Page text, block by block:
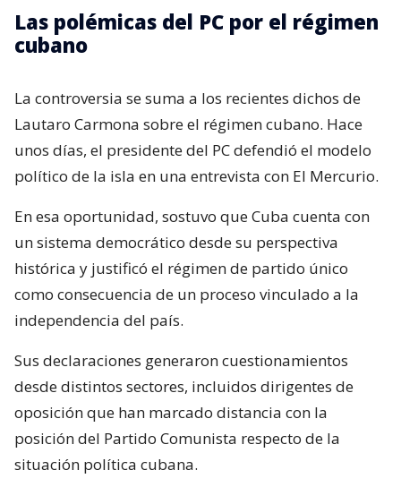
Las polémicas del PC por el régimen
cubano
La controversia se suma a los recientes dichos de
Lautaro Carmona sobre el régimen cubano. Hace
unos días, el presidente del PC defendió el modelo
político de la isla en una entrevista con El Mercurio.
En esa oportunidad, sostuvo que Cuba cuenta con
un sistema democrático desde su perspectiva
histórica y justificó el régimen de partido único
como consecuencia de un proceso vinculado a la
independencia del país.
Sus declaraciones generaron cuestionamientos
desde distintos sectores, incluidos dirigentes de
oposición que han marcado distancia con la
posición del Partido Comunista respecto de la
situación política cubana.